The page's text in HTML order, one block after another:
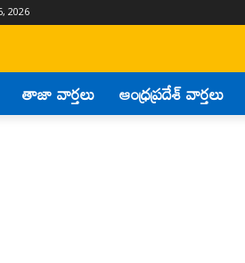
2026
తాజా వార్తలు ఆంధ్రప్రదేశ్ వార్తలు